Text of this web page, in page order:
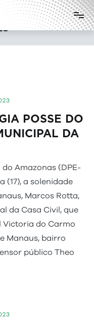
Estado do
POSSE DO
DA
Amazonas (DPE-
(17), a solenidade
Marcos Rotta,
da Casa Civil, que
Victoria do Carmo
Manaus, bairro
público Theo